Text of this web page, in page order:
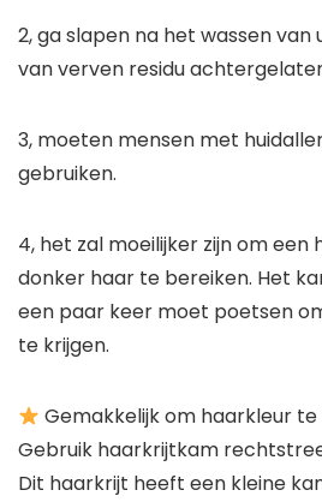
2, ga slapen na het wassen van
van verven residu
3, moeten mensen met
gebruiken.
4, het zal moeilijker zijn om een
donker haar te bereiken. Het
een paar keer moet poetsen
te krijgen.
Gemakkelijk om haarkleur
Gebruik haarkrijtkam
Dit haarkrijt heeft een kleine